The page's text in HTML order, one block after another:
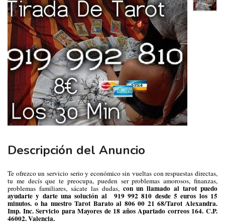
Descripción del Anuncio
Te ofrezco un servicio serio y económico sin vueltas con respuestas directas,
tu me decís que te preocupa, pueden ser problemas amorosos, finanzas,
problemas familiares, sácate las dudas,con un llamado al tarot puedo
ayudarte y darte una solución al 919 992 810 desde 5 euros los 15
minutos. o ha nuestro Tarot Barato al 806 00 21 68/Tarot Alexandra.
Imp. Inc. Servicio para Mayores de 18 años Apartado correos 164. C.P.
46002. Valencia.